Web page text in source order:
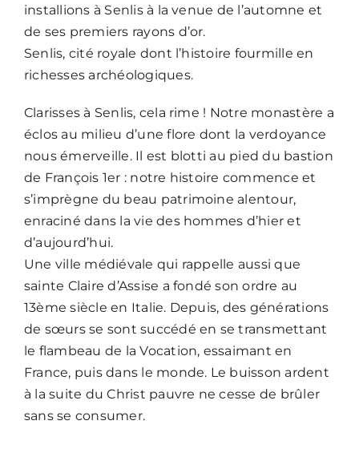
installions à Senlis à la venue de l’automne et
de ses premiers rayons d’or.
Senlis, cité royale dont l’histoire fourmille en
richesses archéologiques.
Clarisses à Senlis, cela rime ! Notre monastère a
éclos au milieu d’une flore dont la verdoyance
nous émerveille. Il est blotti au pied du bastion
de François 1er : notre histoire commence et
s’imprègne du beau patrimoine alentour,
enraciné dans la vie des hommes d’hier et
d’aujourd’hui.
Une ville médiévale qui rappelle aussi que
sainte Claire d’Assise a fondé son ordre au
13ème siècle en Italie. Depuis, des générations
de sœurs se sont succédé en se transmettant
le flambeau de la Vocation, essaimant en
France, puis dans le monde. Le buisson ardent
à la suite du Christ pauvre ne cesse de brûler
sans se consumer.